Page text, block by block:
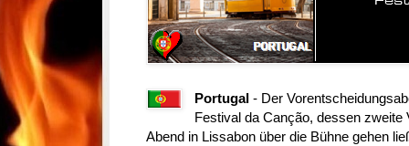
Portugal- Der
Festival da Canção, dessen zweite
Abend in Lissabon über die Bühne gehen